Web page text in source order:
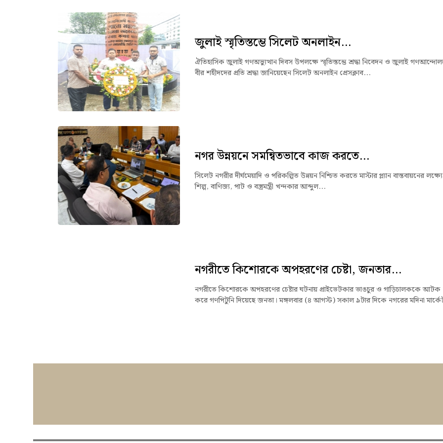
জুলাই স্মৃতিস্তম্ভে সিলেট অনলাইন...
ঐতিহাসিক জুলাই গণঅভ্যুত্থান দিবস উপলক্ষে স্মৃতিস্তম্ভে শ্রদ্ধা নিবেদন ও জুলাই
বীর শহীদদের প্রতি শ্রদ্ধা জানিয়েছেন সিলেট অনলাইন প্রেসক্লাব...
নগর উন্নয়নে সমন্বিতভাবে কাজ করতে...
সিলেট নগরীর দীর্ঘমেয়াদি ও পরিকল্পিত উন্নয়ন নিশ্চিত করতে মাস্টার প্ল্যান বাস্তবায়নের লক্ষ্যে
শিল্প, বাণিজ্য, পাট ও বস্ত্রমন্ত্রী খন্দকার আব্দুল...
নগরীতে কিশোরকে অপহরণের চেষ্টা, জনতার...
নগরীতে কিশোরকে অপহরণের চেষ্টার ঘটনায় প্রাইভেটকার ভাঙচুর ও গাড়িচালককে আটক
করে গণপিটুনি দিয়েছে জনতা। মঙ্গলবার (৪ আগস্ট) সকাল ৯টার দিকে নগরের মদিনা